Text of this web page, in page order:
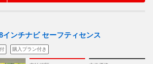
インチナビ セーフティセンス
購入プラン付き